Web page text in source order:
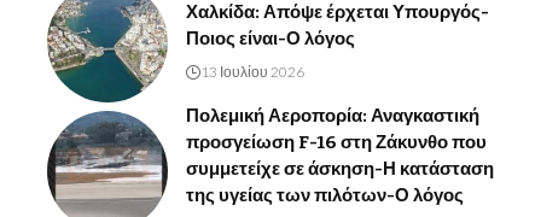
Χαλκίδα: Απόψε έρχεται Υπουργός-
Ποιος είναι-Ο λόγος
13 Ιουλίου 2026
Πολεμική Αεροπορία: Αναγκαστική
προσγείωση F-16 στη Ζάκυνθο που
συμμετείχε σε άσκηση-Η κατάσταση
της υγείας των πιλότων-Ο λόγος